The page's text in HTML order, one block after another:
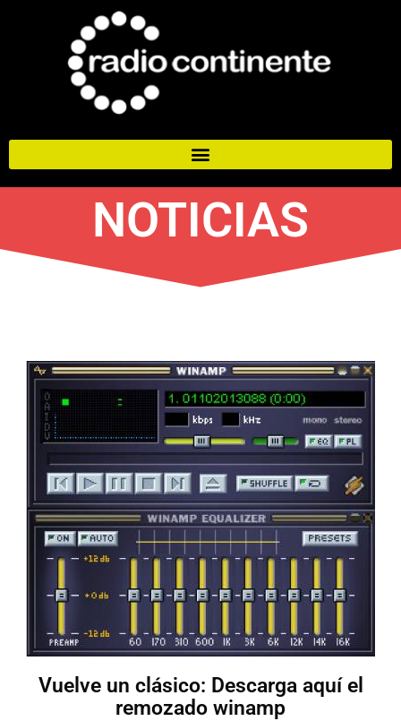
NOTICIAS
Vuelve un clásico: Descarga aquí el
remozado winamp